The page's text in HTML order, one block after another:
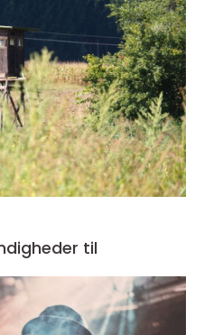
til